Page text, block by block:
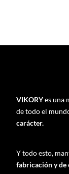
VIKORYes una
de todo el
carácter.
Y todo esto,
fabricación y de